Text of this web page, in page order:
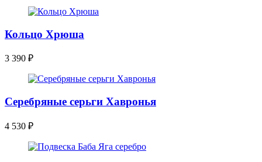
Кольцо Хрюша
3 390 ₽
Серебряные серьги Хавронья
4 530 ₽